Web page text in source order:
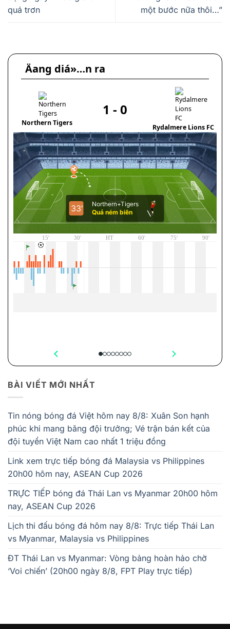
quá trơn
một bước nữa thôi…”
Äang diá»…n ra
Northern Tigers
1 - 0
Rydalmere Lions FC
BÀI VIẾT MỚI NHẤT
Tin nóng bóng đá Việt hôm nay 8/8: Xuân Son hạnh
phúc khi mang băng đội trưởng; Vé trận bán kết của
đội tuyển Việt Nam cao nhất 1 triệu đồng
Link xem trực tiếp bóng đá Malaysia vs Philippines
20h00 hôm nay, ASEAN Cup 2026
TRỰC TIẾP bóng đá Thái Lan vs Myanmar 20h00 hôm
nay, ASEAN Cup 2026
Lịch thi đấu bóng đá hôm nay 8/8: Trực tiếp Thái Lan
vs Myanmar, Malaysia vs Philippines
ĐT Thái Lan vs Myanmar: Vòng bảng hoàn hảo chờ
‘Voi chiến’ (20h00 ngày 8/8, FPT Play trực tiếp)